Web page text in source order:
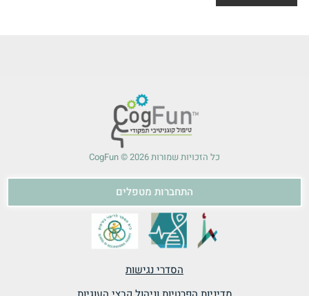
כל הזכויות שמורות 2026 © CogFun
התחברות מטפלים
הסדרי נגישות